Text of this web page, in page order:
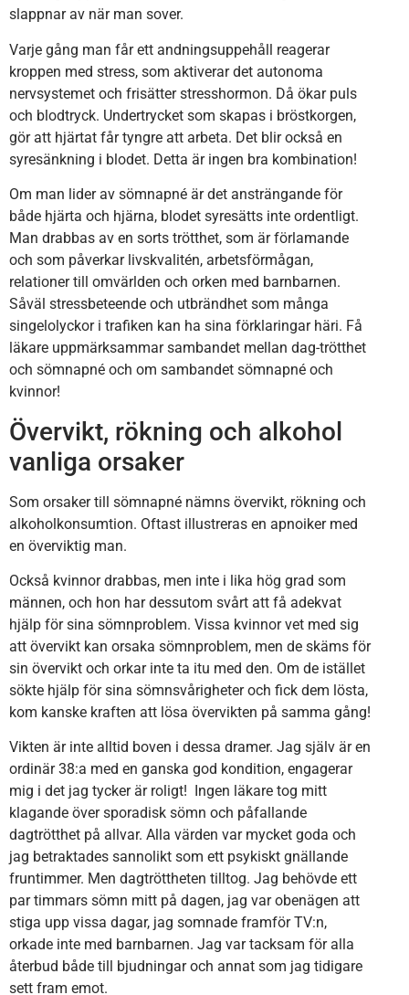
slappnar av när man sover.
Varje gång man får ett andningsuppehåll reagerar
kroppen med stress, som aktiverar det autonoma
nervsystemet och frisätter stresshormon. Då ökar puls
och blodtryck. Undertrycket som skapas i bröstkorgen,
gör att hjärtat får tyngre att arbeta. Det blir också en
syresänkning i blodet. Detta är ingen bra kombination!
Om man lider av sömnapné är det ansträngande för
både hjärta och hjärna, blodet syresätts inte ordentligt.
Man drabbas av en sorts trötthet, som är förlamande
och som påverkar livskvalitén, arbetsförmågan,
relationer till omvärlden och orken med barnbarnen.
Såväl stressbeteende och utbrändhet som många
singelolyckor i trafiken kan ha sina förklaringar häri. Få
läkare uppmärksammar sambandet mellan dag-trötthet
och sömnapné och om sambandet sömnapné och
kvinnor!
Övervikt, rökning och alkohol
vanliga orsaker
Som orsaker till sömnapné nämns övervikt, rökning och
alkoholkonsumtion. Oftast illustreras en apnoiker med
en överviktig man.
Också kvinnor drabbas, men inte i lika hög grad som
männen, och hon har dessutom svårt att få adekvat
hjälp för sina sömnproblem. Vissa kvinnor vet med sig
att övervikt kan orsaka sömnproblem, men de skäms för
sin övervikt och orkar inte ta itu med den. Om de istället
sökte hjälp för sina sömnsvårigheter och fick dem lösta,
kom kanske kraften att lösa övervikten på samma gång!
Vikten är inte alltid boven i dessa dramer. Jag själv är en
ordinär 38:a med en ganska god kondition, engagerar
mig i det jag tycker är roligt! Ingen läkare tog mitt
klagande över sporadisk sömn och påfallande
dagtrötthet på allvar. Alla värden var mycket goda och
jag betraktades sannolikt som ett psykiskt gnällande
fruntimmer. Men dagtröttheten tilltog. Jag behövde ett
par timmars sömn mitt på dagen, jag var obenägen att
stiga upp vissa dagar, jag somnade framför TV:n,
orkade inte med barnbarnen. Jag var tacksam för alla
återbud både till bjudningar och annat som jag tidigare
sett fram emot.